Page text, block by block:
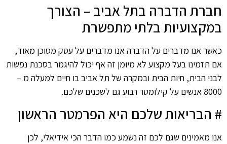
חברת הדברה בתל אביב – הצורך
במקצועיות בלתי מתפשרת
כאשר אנו מדברים על הדברה אנו מדברים על עסק מסוכן מאוד,
אם תזמינו בעל מקצוע לא מיומן זה אף יכול להיגמר בסכנת נפשות
לבני הבית, חיות הבית ובמקרה של תל אביב בו חיים למעלה מ –
8000 אנשים על קילומטר רבוע גם לשכנים שלכם.
# הבריאות שלכם היא הפרמטר הראשון
אנו מאמינים שגם לכם זה נשמע כמו הדבר הכי אידיאלי, לכן